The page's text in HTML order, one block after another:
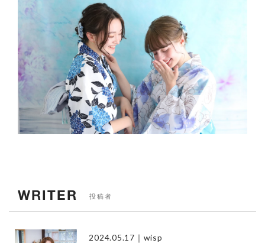
WRITER 投稿者
2024.05.17 ｜wisp